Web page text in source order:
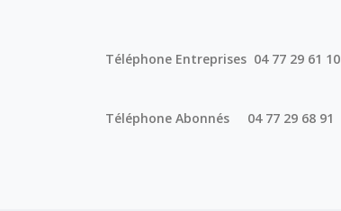
Téléphone Entreprises 04 77 29 61 10
Téléphone Abonnés 04 77 29 68 91